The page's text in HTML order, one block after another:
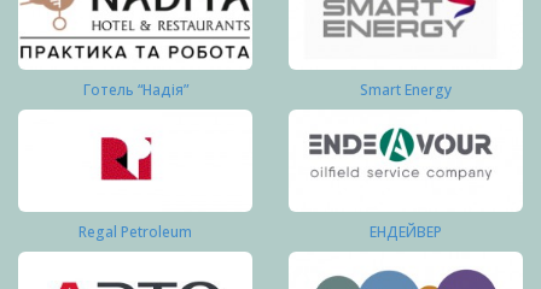
Готель “Надія” Smart Energy
Regal Petroleum ЕНДЕЙВЕР